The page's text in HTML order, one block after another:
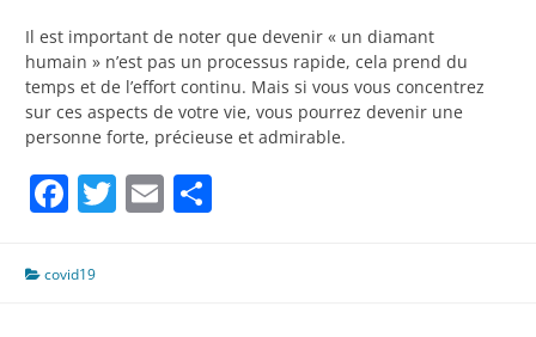
Il est important de noter que devenir « un diamant
humain » n’est pas un processus rapide, cela prend du
temps et de l’effort continu. Mais si vous vous concentrez
sur ces aspects de votre vie, vous pourrez devenir une
personne forte, précieuse et admirable.
Facebook
Twitter
Email
covid19